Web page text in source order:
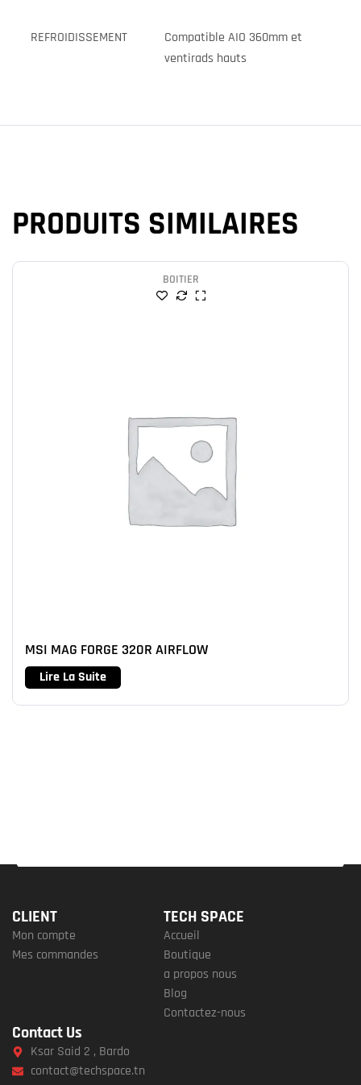
REFROIDISSEMENT
Compatible AIO 360mm et
ventirads hauts
PRODUITS SIMILAIRES
BOITIER
MSI MAG FORGE 320R AIRFLOW
Lire La Suite
CLIENT
Mon compte
Mes commandes
TECH SPACE
Accueil
Boutique
a propos nous
Blog
Contactez-nous
Contact Us
Ksar Said 2 , Bardo
contact@techspace.tn